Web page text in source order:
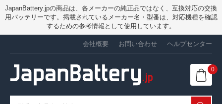
JapanBattery.jpの商品は、各メーカーの純正品ではなく、互換対応の交換
用バッテリーです。掲載されているメーカー名・型番は、対応機種を確認
するための参考情報として使用しています。
会社概要 お問い合わせ ヘルプセンター
0